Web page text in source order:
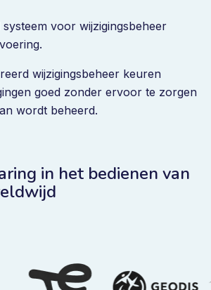
voor wijzigingsbeheer
wijzigingsbeheer keuren
goed zonder ervoor te zorgen
wordt beheerd.
in het bedienen van